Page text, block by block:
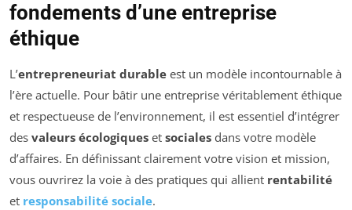
fondements d’une entreprise
éthique
L’entrepreneuriat durable est un modèle incontournable à
l’ère actuelle. Pour bâtir une entreprise véritablement éthique
et respectueuse de l’environnement, il est essentiel d’intégrer
des valeurs écologiques et sociales dans votre modèle
d’affaires. En définissant clairement votre vision et mission,
vous ouvrirez la voie à des pratiques qui allient rentabilité
et responsabilité sociale.